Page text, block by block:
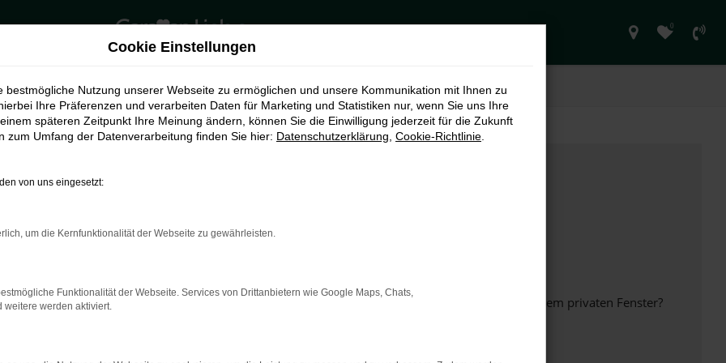
0
bestimmter Seiten verhindern. Funktioniert die Seite in einem anderen Browser oder in einem privaten Fenster?
beheben.
Cookie Einstellungen
bestmögliche Nutzung unserer Webseite zu ermöglichen und unsere Kommunikation mit Ihnen zu
Ihre Präferenzen und verarbeiten Daten für Marketing und Statistiken nur, wenn Sie uns Ihre
späteren Zeitpunkt Ihre Meinung ändern, können Sie die Einwilligung jederzeit für die Zukunft
zum Umfang der Datenverarbeitung finden Sie hier: Datenschutzerklärung Cookie-Richtlinie
von uns eingesetzt:
um die Kernfunktionalität der Webseite zu gewährleisten.
Funktionalität der Webseite. Services von Drittanbietern wie Google Maps, Chats,
weitere werden aktiviert.